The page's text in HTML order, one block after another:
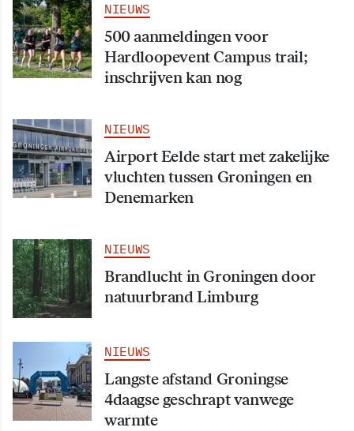
NIEUWS
500 aanmeldingen voor
Hardloopevent Campus trail;
inschrijven kan nog
NIEUWS
Airport Eelde start met zakelijke
vluchten tussen Groningen en
Denemarken
NIEUWS
Brandlucht in Groningen door
natuurbrand Limburg
NIEUWS
Langste afstand Groningse
4daagse geschrapt vanwege
warmte